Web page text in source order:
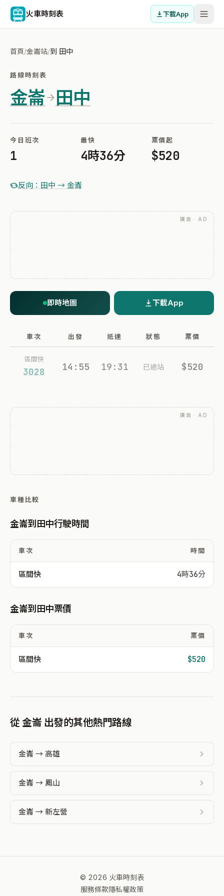
火車時刻表 下載App
首頁/金崙站/到 田中
路線時刻表
金崙 田中
今日班次
1
最快
4時36分
票價起
$520
反向：田中 → 金崙
廣告 · AD
即時地圖 下載App
車次 出發 抵達 狀態 票價
區間快
3028 14:55 19:31 已過站 $520
廣告 · AD
車種比較
金崙到田中行駛時間
車次 時間
區間快 4時36分
金崙到田中票價
車次 票價
區間快 $520
從 金崙 出發的其他熱門路線
金崙 → 高雄
金崙 → 鳳山
金崙 → 新左營
© 2026 火車時刻表
服務條款隱私權政策